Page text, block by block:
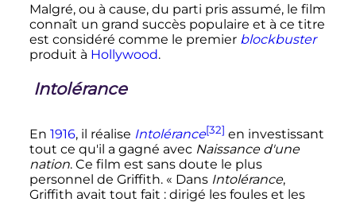
Malgré, ou à cause, du parti pris assumé, le film
connaît un grand succès populaire et à ce titre
est considéré comme le premier blockbuster
produit à Hollywood.
Intolérance
En 1916, il réalise Intolérance[32] en investissant
tout ce qu'il a gagné avec Naissance d'une
nation. Ce film est sans doute le plus
personnel de Griffith. « Dans Intolérance,
Griffith avait tout fait : dirigé les foules et les